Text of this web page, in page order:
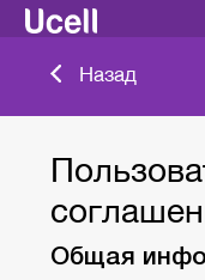
Назад
Общая